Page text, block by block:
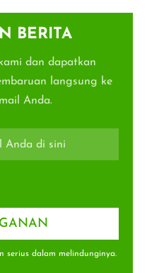
BERITA
dan dapatkan
langsung ke
Anda.
serius dalam melindunginya.